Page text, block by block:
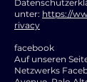
unter: https://
rivacy
facebook
Auf unseren
Netzwerks